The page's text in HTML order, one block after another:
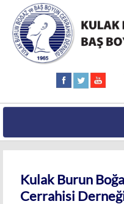
Kulak Burun
Cerrahisi